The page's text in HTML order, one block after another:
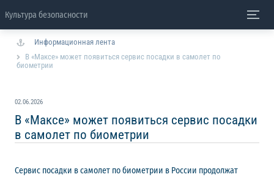
Культура безопасности
Информационная лента
В «Максе» может появиться сервис посадки в самолет по
биометрии
02.06.2026
В «Максе» может появиться сервис посадки
в самолет по биометрии
Сервис посадки в самолет по биометрии в России продолжат